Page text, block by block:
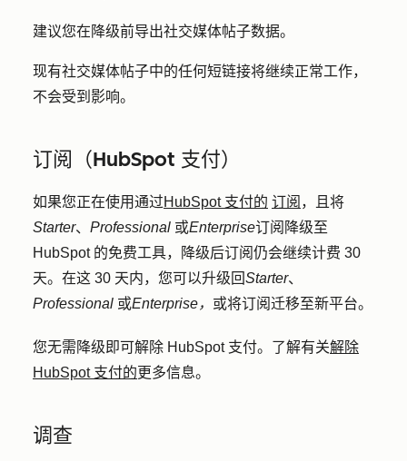
建议您在降级前导出社交媒体帖子数据。
现有社交媒体帖子中的任何短链接将继续正常工作，
不会受到影响。
订阅（HubSpot 支付）
如果您正在使用通过HubSpot 支付的 订阅 ，且将
Starter、 Professional 或Enterprise订阅降级至
HubSpot 的免费工具，降级后订阅仍会继续计费 30
天。在这 30 天内，您可以升级回Starter、
Professional 或Enterprise， 或将订阅迁移至新平台。
您无需降级即可解除 HubSpot 支付。了解有关解除
HubSpot 支付的更多信息。
调查